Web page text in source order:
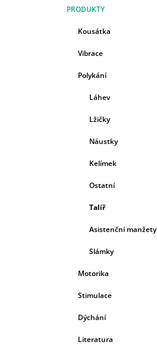
kategorie
PRODUKTY
Kousátka
Vibrace
Polykání
Láhev
Lžičky
Náustky
Kelímek
Ostatní
Talíř
Asistenční manžety
Slámky
Motorika
Stimulace
Dýchání
Literatura
59 Kč